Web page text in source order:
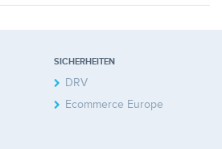
SICHERHEITEN
DRV
Ecommerce Europe